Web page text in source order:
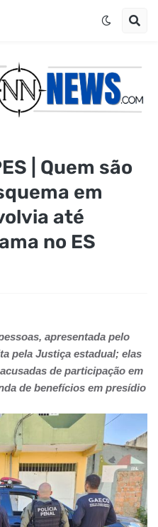
| Quem são
em
até
no ES
apresentada pelo
pela Justiça estadual; elas
de participação em
de benefícios em presídio